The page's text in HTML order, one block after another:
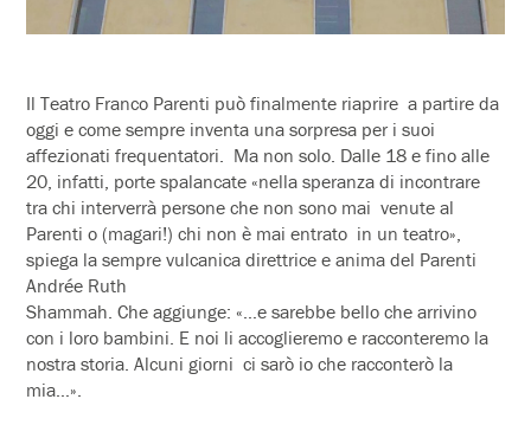
Il Teatro Franco Parenti può finalmente riaprire a partire da
oggi e come sempre inventa una sorpresa per i suoi
affezionati frequentatori. Ma non solo. Dalle 18 e fino alle
20, infatti, porte spalancate «nella speranza di incontrare
tra chi interverrà persone che non sono mai venute al
Parenti o (magari!) chi non è mai entrato in un teatro»,
spiega la sempre vulcanica direttrice e anima del Parenti
Andrée Ruth
Shammah. Che aggiunge: «…e sarebbe bello che arrivino
con i loro bambini. E noi li accoglieremo e racconteremo la
nostra storia. Alcuni giorni ci sarò io che racconterò la
mia…».